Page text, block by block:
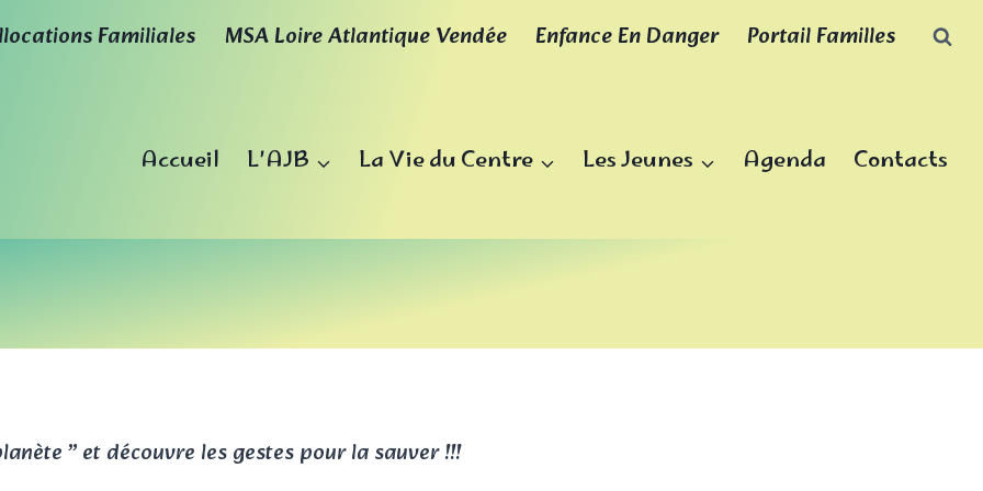
Familiales MSA Loire Atlantique Vendée Enfance En Danger Portail Familles
Accueil L’AJB La Vie du Centre Les Jeunes Agenda Contacts
” et découvre les gestes pour la sauver !!!